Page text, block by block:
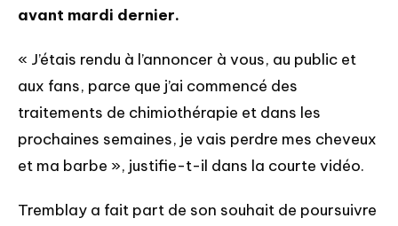
avant mardi dernier.
« J’étais rendu à l’annoncer à vous, au public et
aux fans, parce que j’ai commencé des
traitements de chimiothérapie et dans les
prochaines semaines, je vais perdre mes cheveux
et ma barbe », justifie-t-il dans la courte vidéo.
Tremblay a fait part de son souhait de poursuivre